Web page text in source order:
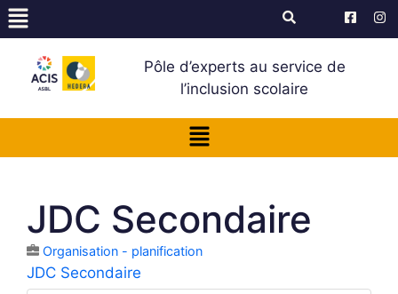
Pôle d’experts au service de
l’inclusion scolaire
JDC Secondaire
Organisation - planification
JDC Secondaire